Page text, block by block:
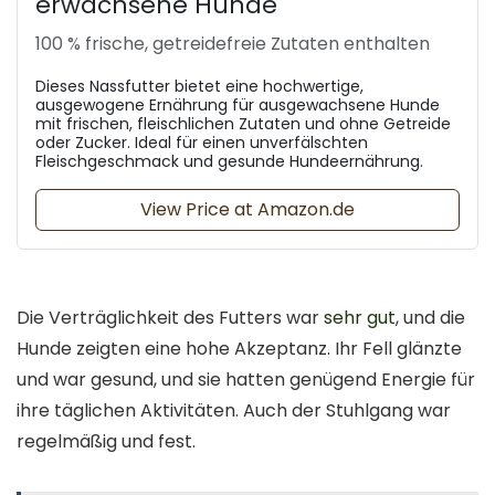
100 % frische, getreidefreie Zutaten enthalten
Dieses Nassfutter bietet eine hochwertige,
ausgewogene Ernährung für ausgewachsene Hunde
mit frischen, fleischlichen Zutaten und ohne Getreide
oder Zucker. Ideal für einen unverfälschten
Fleischgeschmack und gesunde Hundeernährung.
View Price at Amazon.de
Die Verträglichkeit des Futters warsehr gut, und die
Hunde zeigten eine hohe Akzeptanz. Ihr Fell glänzte
und war gesund, und sie hatten genügend Energie für
ihre täglichen Aktivitäten. Auch der Stuhlgang war
regelmäßig und fest.